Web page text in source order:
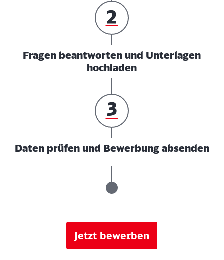
Fragen beantworten und Unterlagen
hochladen
Daten prüfen und Bewerbung absenden
Jetzt bewerben